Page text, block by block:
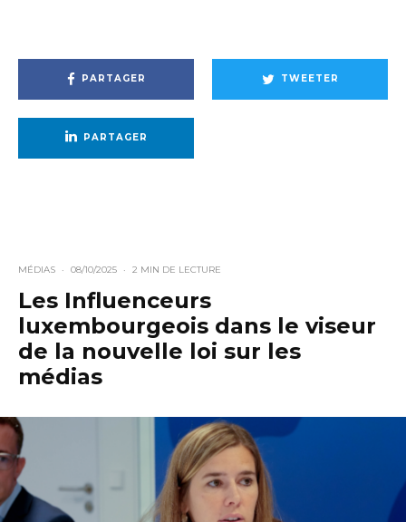
PARTAGER TWEETER
PARTAGER
MÉDIAS · 08/10/2025 · 2 MIN DE LECTURE
Les Influenceurs
luxembourgeois dans le viseur
de la nouvelle loi sur les
médias